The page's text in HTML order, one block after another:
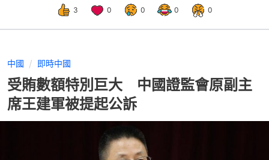
3 0 0 0 0
中國 即時中國
受賄數額特別巨大 中國證監會原副主
席王建軍被提起公訴